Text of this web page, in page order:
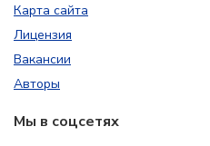
Карта сайта
Лицензия
Вакансии
Авторы
Мы в соцсетях